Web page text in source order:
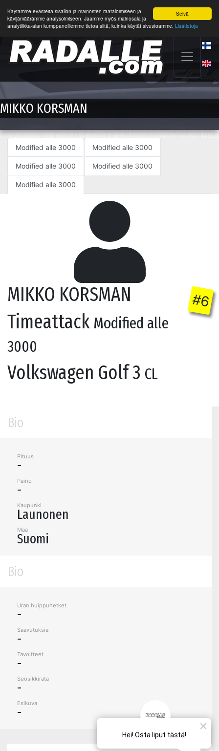
Selvä
Käytämme evästeitä sisällön ja mainosten räätälöimiseen ja
kävijämäärämme analysoimiseen. Jaamme myös mainosala ja
analytiikka-alan kumppaneillemme tietoa siitä, kuinka käytät sivustoamme. Lisätietoja
MIKKO KORSMAN
Modified alle 3000 Modified alle 3000
Modified alle 3000 Modified alle 3000
Modified alle 3000
#6
MIKKO KORSMAN
Timeattack Modified alle
3000
Volkswagen Golf 3 CL
Bio
Pituus
-
Paino
-
Kaupunki
Launonen
Maa
Suomi
Bio
Uran huippuhetket
-
Saavutuksia
-
Tavoitteet
-
Suosikkirata
-
Esikuva
-